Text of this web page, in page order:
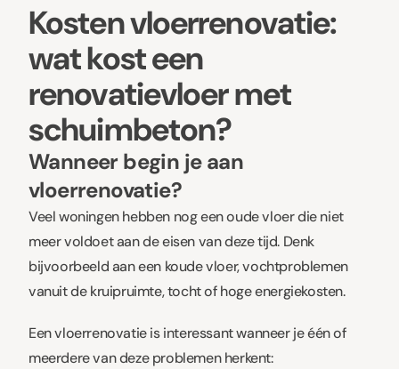
Kosten vloerrenovatie:
wat kost een
renovatievloer met
schuimbeton?
Wanneer begin je aan
vloerrenovatie?
Veel woningen hebben nog een oude vloer die niet
meer voldoet aan de eisen van deze tijd. Denk
bijvoorbeeld aan een koude vloer, vochtproblemen
vanuit de kruipruimte, tocht of hoge energiekosten.
Een vloerrenovatie is interessant wanneer je één of
meerdere van deze problemen herkent: